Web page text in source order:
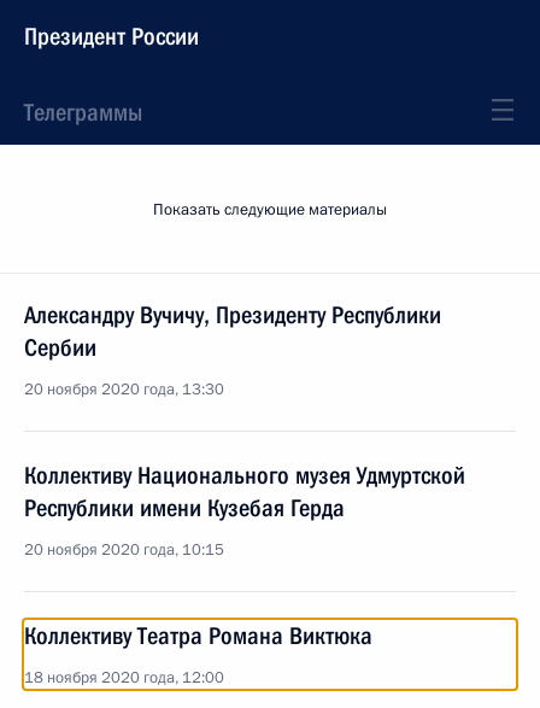
Президент России
Телеграммы
Показать следующие материалы
Александру Вучичу, Президенту Республики
Сербии
20 ноября 2020 года, 13:30
Коллективу Национального музея Удмуртской
Республики имени Кузебая Герда
20 ноября 2020 года, 10:15
Коллективу Театра Романа Виктюка
18 ноября 2020 года, 12:00